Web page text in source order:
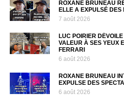
ROXANE BRUNEAU
ELLE A EXPULSÉ DES
7 août 2026
LUC POIRIER
VALEUR À SES YEUX
FERRARI
6 août 2026
ROXANE BRUNEAU
EXPULSE DES
6 août 2026